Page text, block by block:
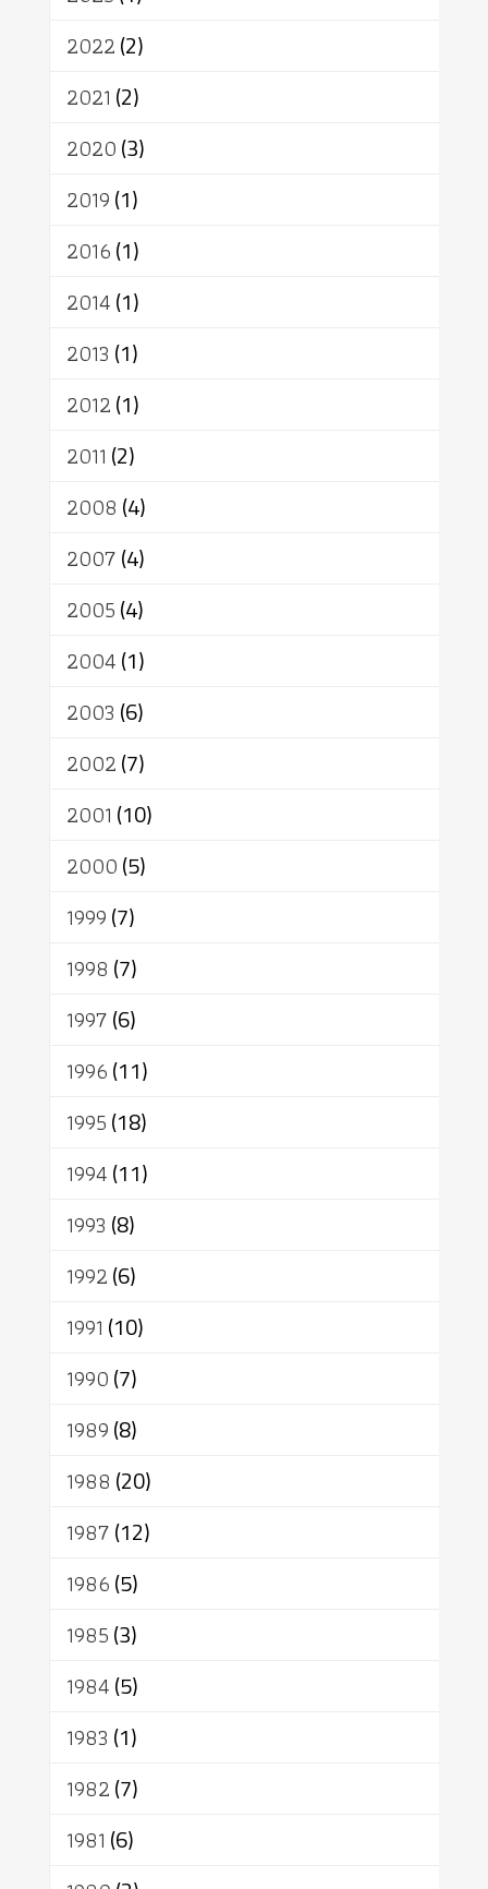
เทคโนโลยี
สิทธิ
พุทธบริษัท
อัตถะ
เทวดา
2022(2)
2021 (2)
2020(3)
2019(1)
2016(1)
2014(1)
2013 (1)
2012(1)
2011 (2)
2008 (4)
2007(4)
2005(4)
2004(1)
2003 (6)
2002(7)
2001 (10)
2000(5)
1999(7)
1998 (7)
1997(6)
1996(11)
1995(18)
1994(11)
1993 (8)
1992(6)
1991 (10)
1990(7)
1989(8)
1988 (20)
1987(12)
1986(5)
1985(3)
1984(5)
1983 (1)
1982(7)
1981 (6)